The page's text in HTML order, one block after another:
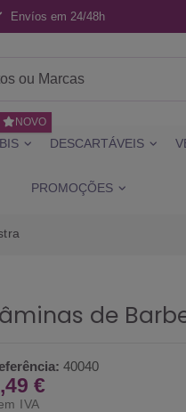
Envíos em 24/48h
NOVO
DESCARTÁVEIS
PROMOÇÕES
de
40040
€
IVA